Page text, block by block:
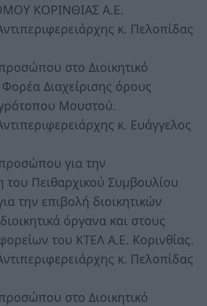
ΚΟΡΙΝΘΙΑΣ Α.Ε.
κ. Πελοπίδας
στο Διοικητικό
Διαχείρισης όρους
Μουστού.
κ. Ευάγγελος
για την
του Πειθαρχικού Συμβουλίου
την επιβολή διοικητικών
όργανα και στους
του ΚΤΕΛ Α.Ε. Κορινθίας.
κ. Πελοπίδας
στο Διοικητικό